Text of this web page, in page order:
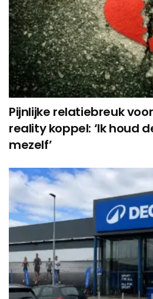
Pijnlijke relatiebreuk
reality koppel: ‘Ik houd
mezelf’